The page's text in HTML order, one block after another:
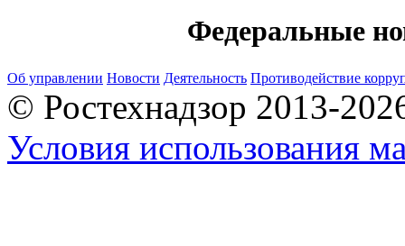
Федеральные
Об управлении Новости Деятельность Противодействие
© Ростехнадзор 2013-
Условия использования